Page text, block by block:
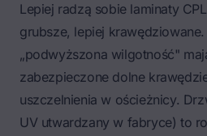
Lepiej radzą sobie laminaty
grubsze, lepiej
„podwyższona wilgotność"
zabezpieczone dolne
uszczelnienia w ościeżnicy.
UV utwardzany w fabryce) to